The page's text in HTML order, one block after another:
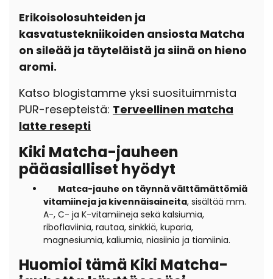
Erikoisolosuhteiden ja
kasvatustekniikoiden ansiosta Matcha
on sileää ja täyteläistä ja siinä on hieno
aromi.
Katso blogistamme yksi suosituimmista
PUR-resepteistä: Terveellinen matcha
latte resepti
Kiki Matcha-jauheen
pääasialliset hyödyt
Matca-jauhe on täynnä välttämättömiä
vitamiineja ja kivennäisaineita, sisältää mm.
A-, C- ja K-vitamiineja sekä kalsiumia,
riboflaviinia, rautaa, sinkkiä, kuparia,
magnesiumia, kaliumia, niasiinia ja tiamiinia.
Huomioi tämä Kiki Matcha-